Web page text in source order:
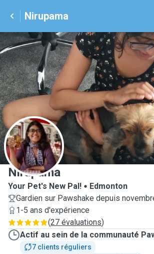
Nirupama
N
Nirupama
Your Pet's New Pal!
Edmonton
Gardien sur Pawshake depuis
1-5 ans d'expérience
(27 évaluations)
Actif au sein de la communauté
7 clients réguliers